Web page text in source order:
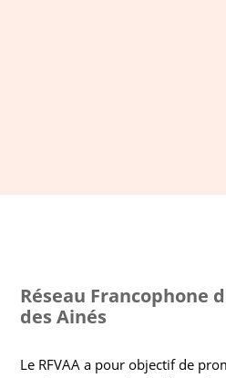
Réseau Francophone
des Ainés
Le RFVAA a pour objectif de